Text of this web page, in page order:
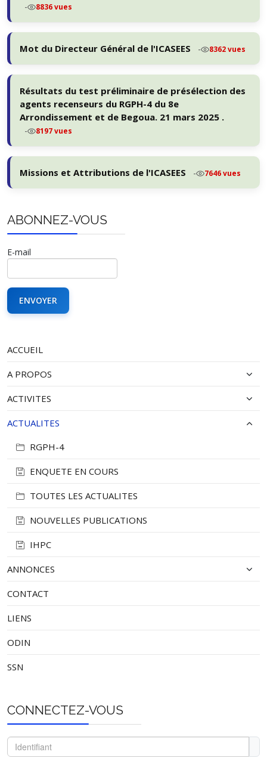
- 8836 vues
Mot du Directeur Général de l'ICASEES - 8362 vues
Résultats du test préliminaire de présélection des
agents recenseurs du RGPH-4 du 8e
Arrondissement et de Begoua. 21 mars 2025 .
- 8197 vues
Missions et Attributions de l'ICASEES - 7646 vues
ABONNEZ-VOUS
E-mail
ACCUEIL
A PROPOS
ACTIVITES
ACTUALITES
RGPH-4
ENQUETE EN COURS
TOUTES LES ACTUALITES
NOUVELLES PUBLICATIONS
IHPC
ANNONCES
CONTACT
LIENS
ODIN
SSN
CONNECTEZ-VOUS
Identifiant